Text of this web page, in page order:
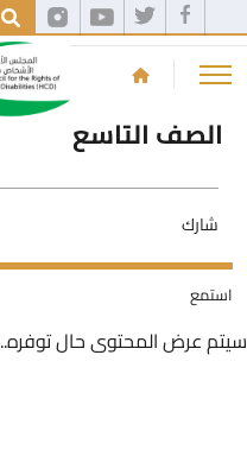
الصف التاسع
شارك
استمع
سيتم عرض المحتوى حال توفره..